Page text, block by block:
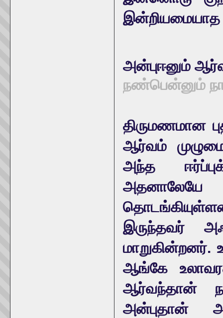
இன்றியமையாத
அன்புஈனும்
நண்பென்னும்
திருமணமான
ஆர்வம்
அந்த
இருந்தவர்
ஆங்கே
ஆர்வந்தான்
அன்புதான்